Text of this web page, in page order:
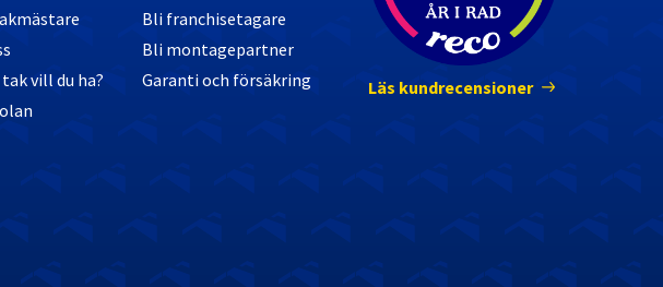
vill du ha?
Bli franchisetagare
Bli montagepartner
Garanti och försäkring
Läs kundrecensioner